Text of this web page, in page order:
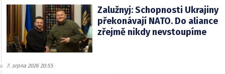
Zalužnyj: Schopnosti Ukrajiny
překonávají NATO. Do aliance
zřejmě nikdy nevstoupíme
7. srpna 2026 20:55